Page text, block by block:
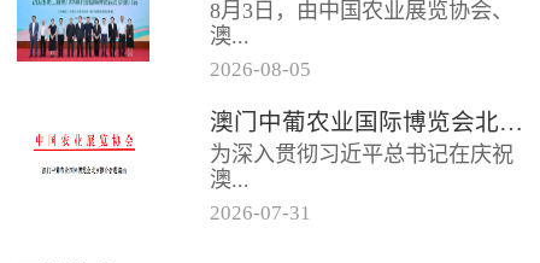
8月3日，由中国农业展览协会、
澳...
门中葡商贸促进协会共同主办的
“第二届澳门中葡农业国际博览会
北京推介会”在全国农业展览馆
召...
2026-08-05
澳门中葡农业国际博览会北京推介会邀请函
为深入贯彻习近平总书记在庆祝
澳...
2026-07-31